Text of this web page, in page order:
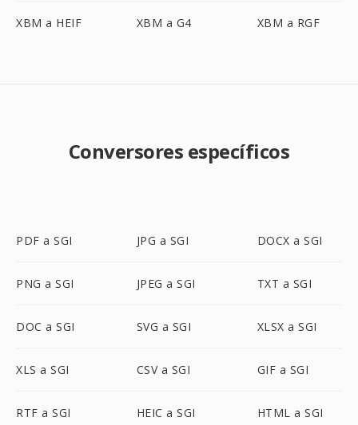
XBM a HEIF XBM a G4 XBM a RGF
Conversores específicos
PDF a SGI JPG a SGI DOCX a SGI
PNG a SGI JPEG a SGI TXT a SGI
DOC a SGI SVG a SGI XLSX a SGI
XLS a SGI CSV a SGI GIF a SGI
RTF a SGI HEIC a SGI HTML a SGI